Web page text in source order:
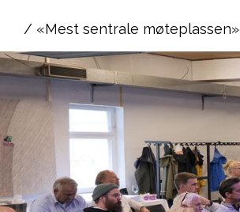
/ «Mest sentrale møteplassen»